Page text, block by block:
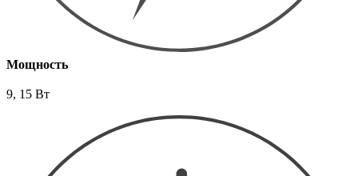
Мощность
9, 15 Вт